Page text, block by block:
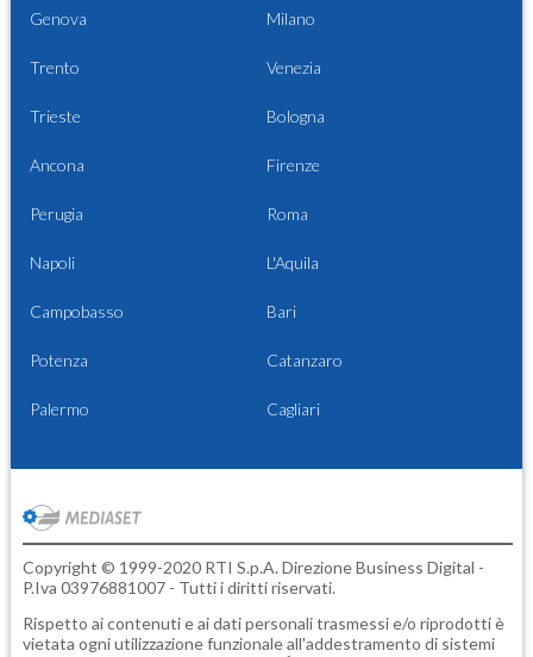
Genova Milano
Trento Venezia
Trieste Bologna
Ancona Firenze
Perugia Roma
Napoli L'Aquila
Campobasso Bari
Potenza Catanzaro
Palermo Cagliari
Copyright © 1999-2020 RTI S.p.A. Direzione Business Digital -
P.Iva 03976881007 - Tutti i diritti riservati.
Rispetto ai contenuti e ai dati personali trasmessi e/o riprodotti è
vietata ogni utilizzazione funzionale all'addestramento di sistemi